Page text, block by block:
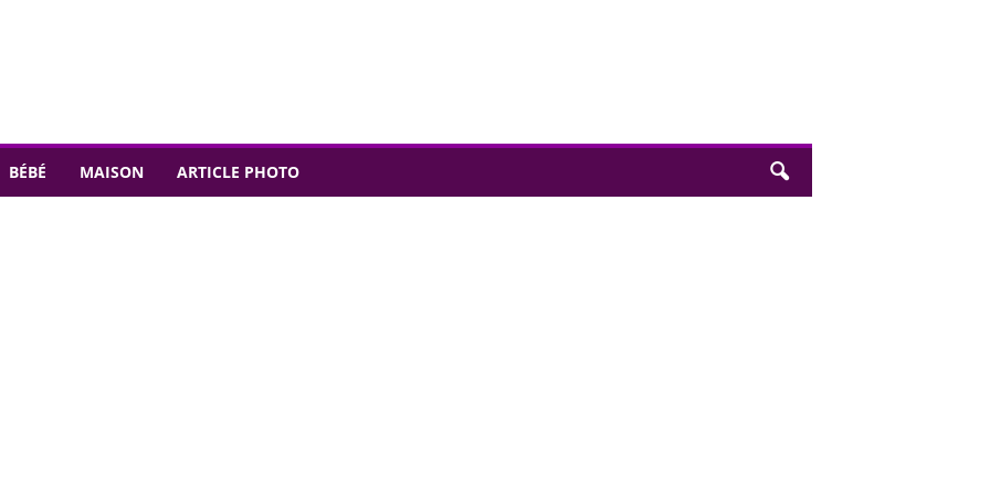
BÉBÉ MAISON ARTICLE PHOTO